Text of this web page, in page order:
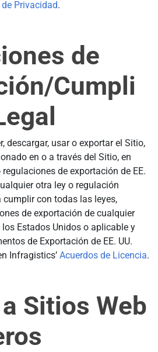
Privacidad.
de
Cumpli
descargar, usar o exportar el Sitio,
en o a través del Sitio, en
de exportación de EE.
otra ley o regulación
con todas las leyes,
de exportación de cualquier
Estados Unidos o aplicable y
de Exportación de EE. UU.
Infragistics’ Acuerdos de Licencia.
Sitios Web